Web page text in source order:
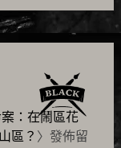
案：在鬧區花
區？ 〉發佈留